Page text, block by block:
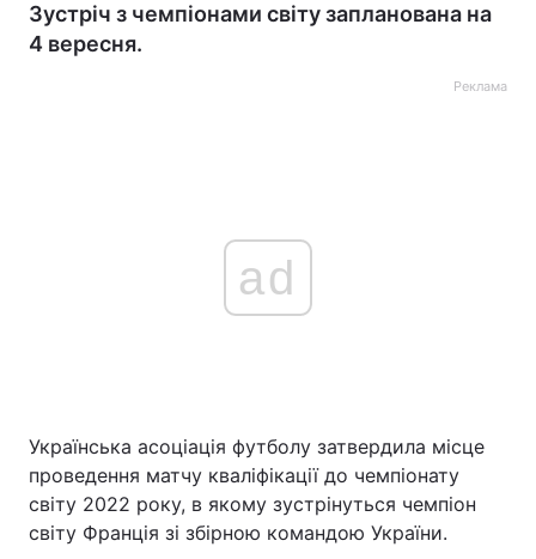
Головна Війна
Україна Політика
Зустріч з чемпіонами світу запланована на
4 вересня.
Реклама
ad
Українська асоціація футболу затвердила місце
проведення матчу кваліфікації до чемпіонату
світу 2022 року, в якому зустрінуться чемпіон
світу Франція зі збірною командою України.